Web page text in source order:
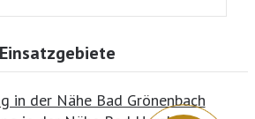
Einsatzgebiete
in der Nähe Bad Grönenbach